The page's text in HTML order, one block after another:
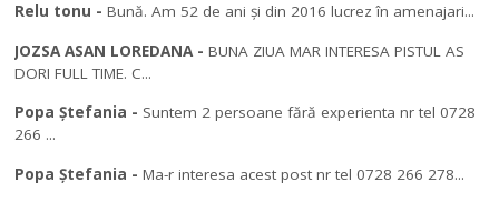
Relu tonu -Bună. Am 52 de ani și din 2016 lucrez în amenajari...
JOZSA ASAN LOREDANA-BUNA ZIUA MAR INTERESA PISTUL AS
DORI FULL TIME. C...
Popa Ștefania - Suntem 2 persoane fără experienta nr tel 0728
266 ...
Popa Ștefania -Ma-r interesa acest post nr tel 0728 266 278...